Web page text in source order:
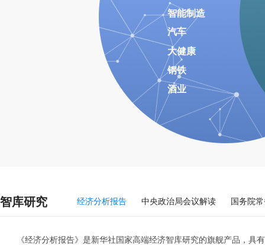
智能制造
汽车
大健康
钢铁
酒业
智库研究 经济分析报告 中央政治局会议解读 国务院
《经济分析报告》是新华社国家高端经济智库研究的旗舰产品，